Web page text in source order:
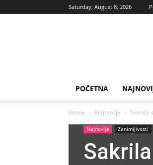
Saturday, August 8, 2026
POČETNA
Home Najnovije Sakrila
Najnovije Zanimljivosti